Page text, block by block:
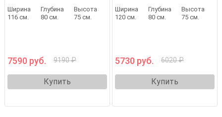
Ширина
116 см.
Глубина
80 см.
Высота
75 см.
7590 руб. 9190 ₽
Купить
Ширина
120 см.
Глубина
80 см.
Высота
75 см.
5730 руб. 6020 ₽
Купить